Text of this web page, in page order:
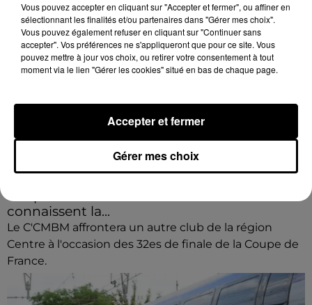
Coupe de France : les basketteurs chartrains
connaissent la...
Le C'CMBM affrontera un autre club de la région
Centre à l'occasion des 32es de finale de la Coupe de
France.
Vous pouvez accepter en cliquant sur "Accepter et fermer", ou affiner en
sélectionnant les finalités et/ou partenaires dans "Gérer mes choix".
Vous pouvez également refuser en cliquant sur "Continuer sans
accepter". Vos préférences ne s'appliqueront que pour ce site. Vous
pouvez mettre à jour vos choix, ou retirer votre consentement à tout
moment via le lien "Gérer les cookies" situé en bas de chaque page.
Gérer mes choix
Accepter et fermer